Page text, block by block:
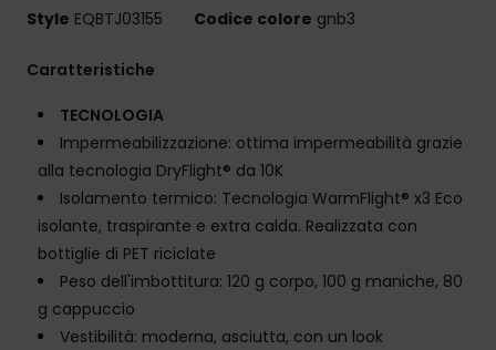
Style EQBTJ03155 Codice colore gnb3
Caratteristiche
TECNOLOGIA
Impermeabilizzazione: ottima impermeabilità grazie
alla tecnologia DryFlight® da 10K
Isolamento termico: Tecnologia WarmFlight® x3 Eco
isolante, traspirante e extra calda. Realizzata con
bottiglie di PET riciclate
Peso dell'imbottitura: 120 g corpo, 100 g maniche, 80
g cappuccio
Vestibilità: moderna, asciutta, con un look